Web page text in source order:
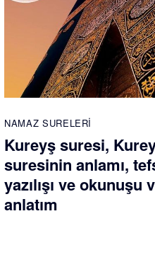
NAMAZ SURELERI
Kureyş suresi,
suresinin anlamı,
yazılışı ve okunuşu
anlatım